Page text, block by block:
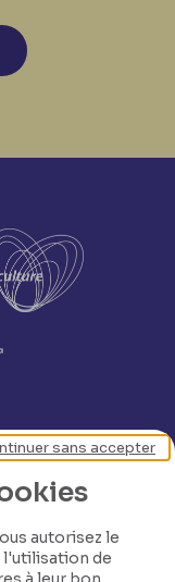
autorisez le
de
sans accepter